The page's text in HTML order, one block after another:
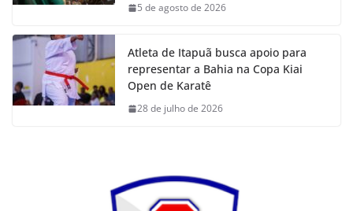
5 de agosto de 2026
Atleta de Itapuã busca apoio para
representar a Bahia na Copa Kiai
Open de Karatê
28 de julho de 2026